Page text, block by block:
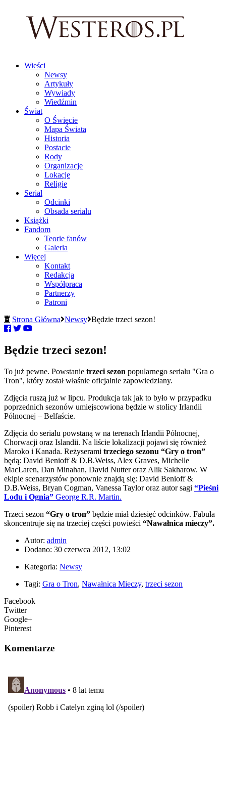
Wieści
Newsy
Artykuły
Wywiady
Wiedźmin
Świat
O Świecie
Mapa Świata
Historia
Postacie
Rody
Organizacje
Lokacje
Religie
Serial
Odcinki
Obsada serialu
Książki
Fandom
Teorie fanów
Galeria
Więcej
Kontakt
Redakcja
Współpraca
Partnerzy
Patroni
Strona Główna Newsy Będzie trzeci sezon!
Będzie trzeci sezon!
To już pewne. Powstanie trzeci sezon popularnego serialu "Gra o
Tron", który został właśnie oficjalnie zapowiedziany.
Zdjęcia ruszą już w lipcu. Produkcja tak jak to było w przypadku
poprzednich sezonów umiejscowiona będzie w stolicy Irlandii
Północnej – Belfaście.
Zdjęcia do serialu powstaną w na terenach Irlandii Północnej,
Chorwacji oraz Islandii. Na liście lokalizacji pojawi się również
Maroko i Kanada. Reżyserami trzeciego sezonu “Gry o tron”
będą: David Benioff & D.B.Weiss, Alex Graves, Michelle
MacLaren, Dan Minahan, David Nutter oraz Alik Sakharow. W
ekipie scenarzystów ponownie znajdą się: David Benioff &
D.B.Weiss, Bryan Cogman, Vanessa Taylor oraz autor sagi “Pieśni
Lodu i Ognia” George R.R. Martin.
Trzeci sezon “Gry o tron” będzie miał dziesięć odcinków. Fabuła
skoncentruje się na trzeciej części powieści “Nawałnica mieczy”.
Autor: admin
Dodano: 30 czerwca 2012, 13:02
Kategoria: Newsy
Tagi: Gra o Tron, Nawałnica Mieczy, trzeci sezon
Facebook
Twitter
Google+
Pinterest
Komentarze